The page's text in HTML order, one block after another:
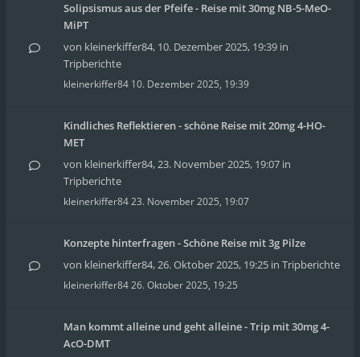
Solipsismus aus der Pfeife - Reise mit 30mg NB-5-MeO-
MiPT
von kleinerkiffer84, 10. Dezember 2025, 19:39 in
Tripberichte
kleinerkiffer84 10. Dezember 2025, 19:39
Kindliches Reflektieren - schöne Reise mit 20mg 4-HO-
MET
von kleinerkiffer84,23. November 2025, 19:07 in
Tripberichte
kleinerkiffer8423. November 2025, 19:07
Konzepte hinterfragen - Schöne Reise mit 3g Pilze
von kleinerkiffer84,26. Oktober 2025, 19:25 in Tripberichte
kleinerkiffer8426. Oktober 2025, 19:25
Man kommt alleine und geht alleine - Trip mit 30mg 4-
AcO-DMT